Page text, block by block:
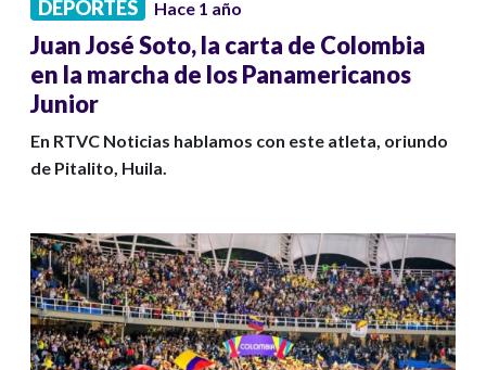
DEPORTES Hace 1 año
Juan José Soto, la carta de Colombia
en la marcha de los Panamericanos
Junior
En RTVC Noticias hablamos con este atleta, oriundo
de Pitalito, Huila.